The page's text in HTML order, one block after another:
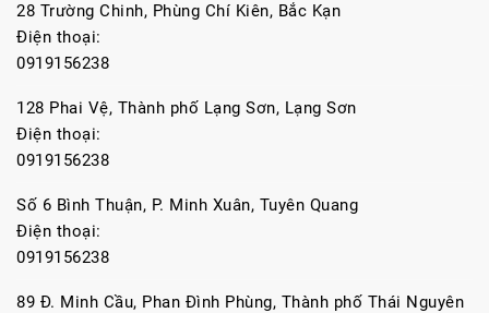
28 Trường Chinh, Phùng Chí Kiên, Bắc Kạn
Điện thoại:
0919156238
128 Phai Vệ, Thành phố Lạng Sơn, Lạng Sơn
Điện thoại:
0919156238
Số 6 Bình Thuận, P. Minh Xuân, Tuyên Quang
Điện thoại:
0919156238
89 Đ. Minh Cầu, Phan Đình Phùng, Thành phố Thái Nguyên